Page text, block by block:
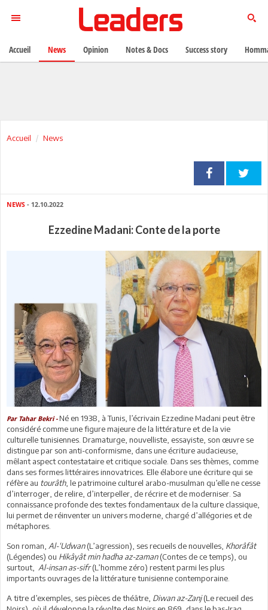
Accueil News
NEWS - 12.10.2022
Ezzedine Madani: Conte de la porte
Par Tahar Bekri -Né en 1938, à Tunis, l’écrivain Ezzedine Madani peut être
considéré comme une figure majeure de la littérature et de la vie
culturelle tunisiennes. Dramaturge, nouvelliste, essayiste, son œuvre se
distingue par son anti-conformisme, dans une écriture audacieuse,
mêlant aspect contestataire et critique sociale. Dans ses thèmes, comme
dans ses formes littéraires innovatrices. Elle élabore une écriture qui se
réfère au tourâth, le patrimoine culturel arabo-musulman qu’elle ne cesse
d’interroger, de relire, d’interpeller, de récrire et de moderniser. Sa
connaissance profonde des textes fondamentaux de la culture classique,
lui permet de réinventer un univers moderne, chargé d’allégories et de
métaphores.
Son roman, Al-‘Udwan(L’agression), ses recueils de nouvelles, Khorâfât
(Légendes) ou Hikâyât min hadha az-zaman(Contes de ce temps), ou
surtout, Al-insan as-sifr(L’homme zéro) restent parmi les plus
importants ouvrages de la littérature tunisienne contemporaine.
A titre d’exemples, ses pièces de théâtre, Diwan az-Zanj(Le recueil des
Accueil News Opinion Notes & Docs Success story